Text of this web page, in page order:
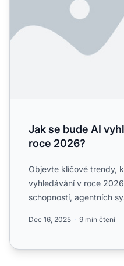
Jak se bude AI
roce 2026?
Objevte klíčové trendy,
vyhledávání v roce
schopností, agentních
Dec 16, 2025 9 min čtení